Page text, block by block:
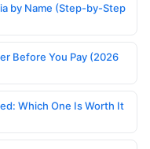
by Name (Step-by-Step
Before You Pay (2026
Which One Is Worth It